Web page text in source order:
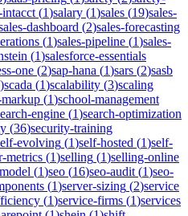
intacct (1)salary (1)sales (19)sales-
dashboard (2)sales-forecasting
(1)sales-pipeline (1)sales-
(1)salesforce-essentials
one (2)sap-hana (1)sars (2)sasb
)scada (1)scalability (3)scaling
(1)school-management
engine (1)search-optimization
(36)security-training
evolving (1)self-hosted (1)self-
metrics (1)selling (1)selling-online
(1)seo (16)seo-audit (1)seo-
(1)server-sizing (2)service
(1)service-firms (1)services